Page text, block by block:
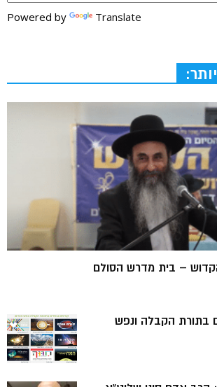
Powered by Translate
– בית מדרש הסולם
בתורת הקבלה ונפש